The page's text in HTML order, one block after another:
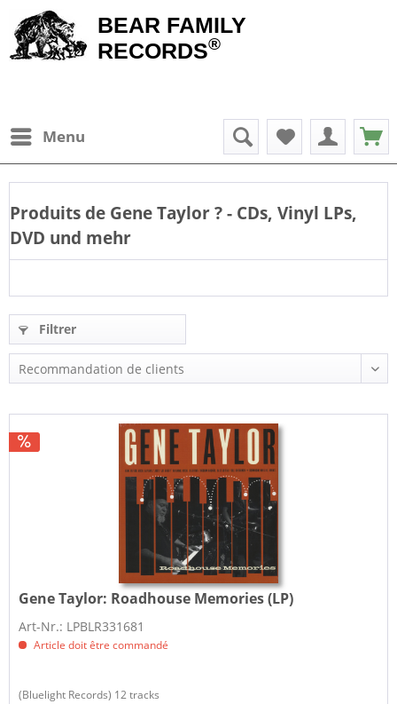
BEAR FAMILY
RECORDS®
Menu
Produits de Gene Taylor? - CDs, Vinyl LPs,
DVD und mehr
Filtrer
Gene Taylor: Roadhouse Memories (LP)
Art-Nr.: LPBLR331681
Article doit être commandé
(Bluelight Records) 12 tracks